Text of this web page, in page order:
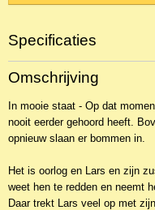
Specificaties
Productcode
NBKJ-11826
EAN code
9789033126680
Omschrijving
In mooie staat - Op dat
nooit eerder gehoord heeft.
opnieuw slaan er bommen in.
Het is oorlog en Lars en zijn
weet hen te redden en neemt
Daar trekt Lars veel op met